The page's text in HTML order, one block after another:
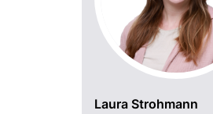
Laura Strohmann